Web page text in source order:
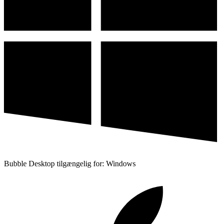
Bubble Desktop tilgængelig for: Windows